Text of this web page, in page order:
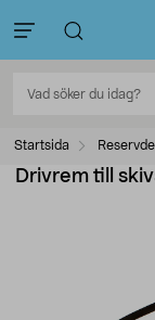
Startsida
Drivrem till